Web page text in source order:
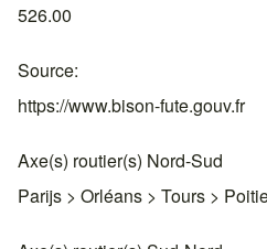
526.00
Source
https://www.bison-fute.gouv.fr
Axe(s) routier(s) Nord-Sud
Parijs > Orléans > Tours >